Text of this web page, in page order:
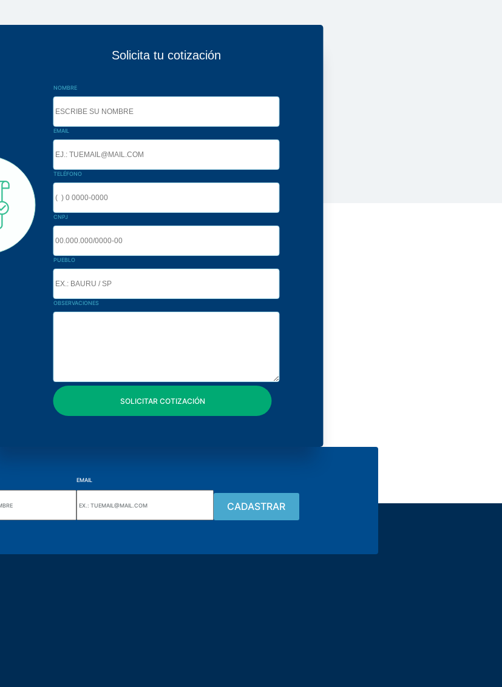
Solicita tu cotización
NOMBRE
EMAIL
TELÉFONO
CNPJ
PUEBLO
OBSERVACIONES
EMAIL
Wiki Alutal